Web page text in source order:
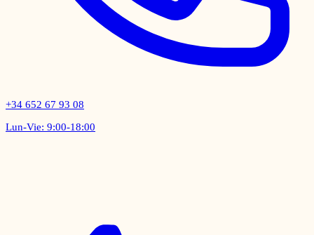
+34 652 67 93 08
Lun-Vie: 9:00-18:00